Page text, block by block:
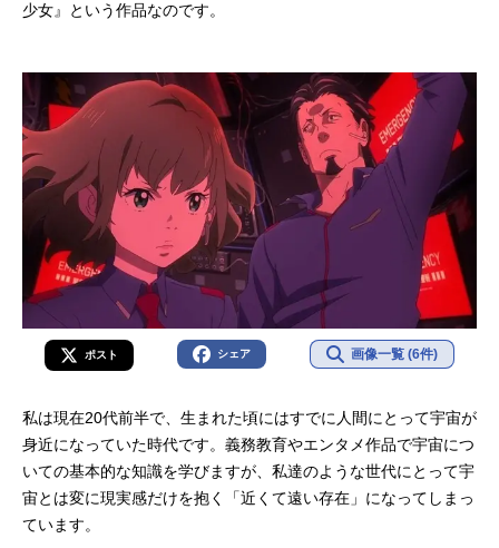
少女』という作品なのです。
ポスト シェア 画像一覧 (6件)
私は現在20代前半で、生まれた頃にはすでに人間にとって宇宙が
身近になっていた時代です。義務教育やエンタメ作品で宇宙につ
いての基本的な知識を学びますが、私達のような世代にとって宇
宙とは変に現実感だけを抱く「近くて遠い存在」になってしまっ
ています。